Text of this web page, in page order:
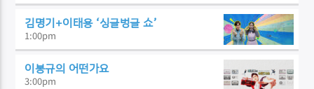
김명기+이태용 ‘싱글벙글 쇼’
1:00pm
이봉규의 어떤가요
3:00pm